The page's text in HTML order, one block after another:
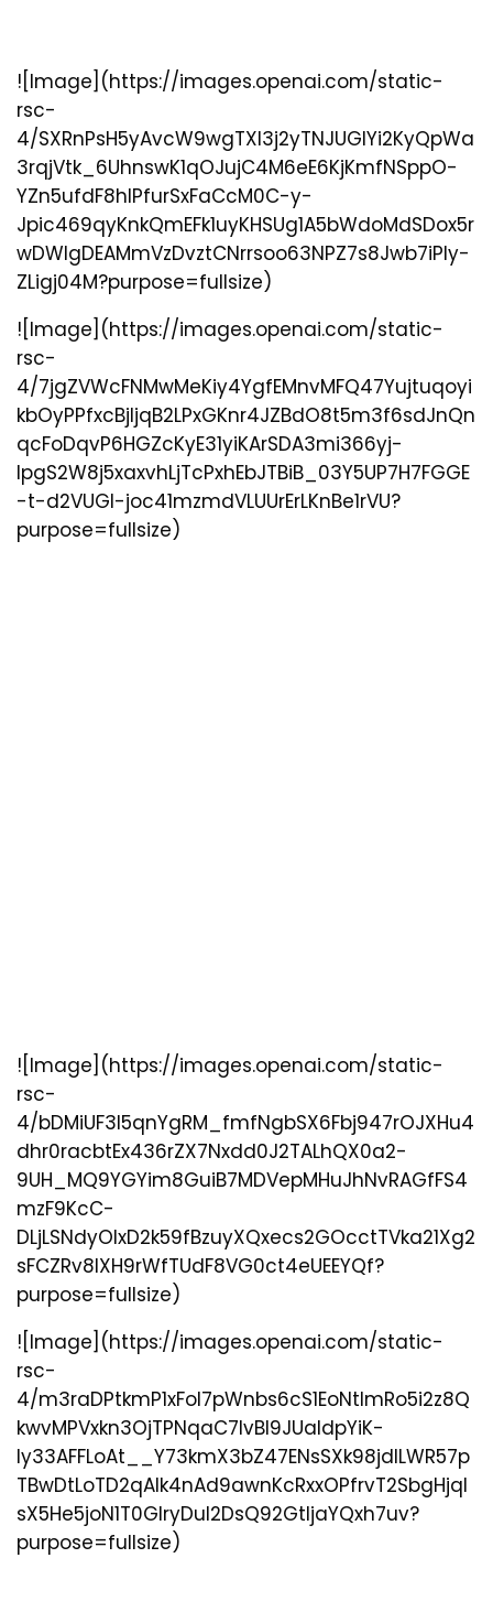
![Image](https://images.openai.com/static-
rsc-
4/SXRnPsH5yAvcW9wgTXl3j2yTNJUGIYi2KyQpWa
3rqjVtk_6UhnswK1qOJujC4M6eE6KjKmfNSppO-
YZn5ufdF8hlPfurSxFaCcM0C-y-
Jpic469qyKnkQmEFk1uyKHSUg1A5bWdoMdSDox5r
wDWIgDEAMmVzDvztCNrrsoo63NPZ7s8Jwb7iPIy-
ZLigj04M?purpose=fullsize)
![Image](https://images.openai.com/static-
rsc-
4/7jgZVWcFNMwMeKiy4YgfEMnvMFQ47Yujtuqoyi
kbOyPPfxcBjljqB2LPxGKnr4JZBdO8t5m3f6sdJnQn
qcFoDqvP6HGZcKyE31yiKArSDA3mi366yj-
IpgS2W8j5xaxvhLjTcPxhEbJTBiB_03Y5UP7H7FGGE
-t-d2VUGI-joc41mzmdVLUUrErLKnBe1rVU?
purpose=fullsize)
![Image](https://images.openai.com/static-
rsc-
4/bDMiUF3l5qnYgRM_fmfNgbSX6Fbj947rOJXHu4
dhr0racbtEx436rZX7Nxdd0J2TALhQX0a2-
9UH_MQ9YGYim8GuiB7MDVepMHuJhNvRAGfFS4
mzF9KcC-
DLjLSNdyOlxD2k59fBzuyXQxecs2GOcctTVka21Xg2
sFCZRv8lXH9rWfTUdF8VG0ct4eUEEYQf?
purpose=fullsize)
![Image](https://images.openai.com/static-
rsc-
4/m3raDPtkmP1xFoI7pWnbs6cS1EoNtlmRo5i2z8Q
kwvMPVxkn3OjTPNqaC7lvBI9JUaIdpYiK-
ly33AFFLoAt__Y73kmX3bZ47ENsSXk98jdlLWR57p
TBwDtLoTD2qAIk4nAd9awnKcRxxOPfrvT2SbgHjql
sX5He5joN1T0GIryDuI2DsQ92GtIjaYQxh7uv?
purpose=fullsize)